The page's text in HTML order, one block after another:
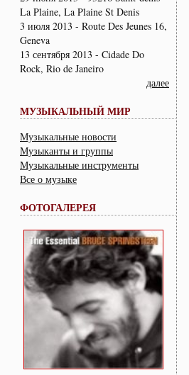
La Plaine, La Plaine St Denis
3 июля 2013 - Route Des Jeunes 16,
Geneva
13 сентября 2013 - Cidade Do
Rock, Rio de Janeiro
далее
МУЗЫКАЛЬНЫЙ МИР
Музыкальные новости
Музыканты и группы
Музыкальные инструменты
Все о музыке
ФОТОГАЛЕРЕЯ